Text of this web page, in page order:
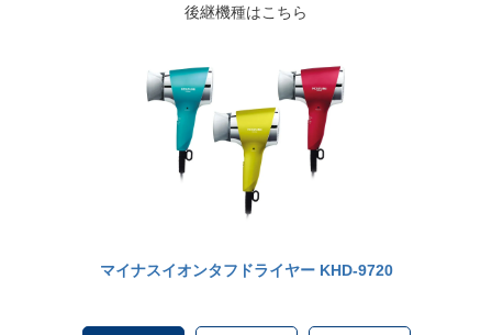
後継機種はこちら
マイナスイオンタフドライヤー KHD-9720